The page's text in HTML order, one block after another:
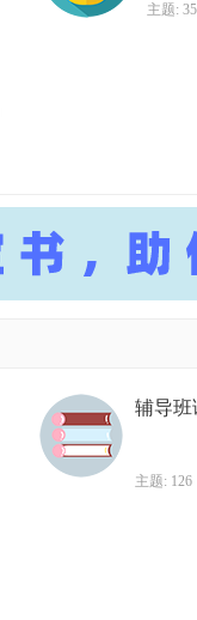
分享！
主题: 35
辅导班
主题: 126